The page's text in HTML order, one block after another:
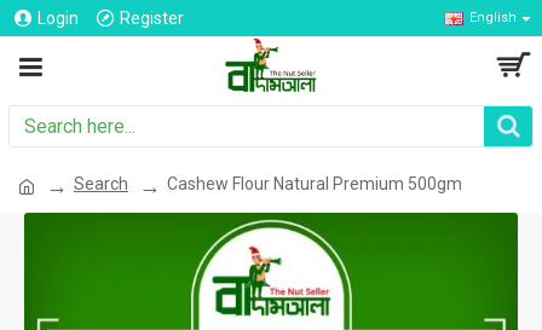
Login Register English
Search Cashew Flour Natural Premium 500gm